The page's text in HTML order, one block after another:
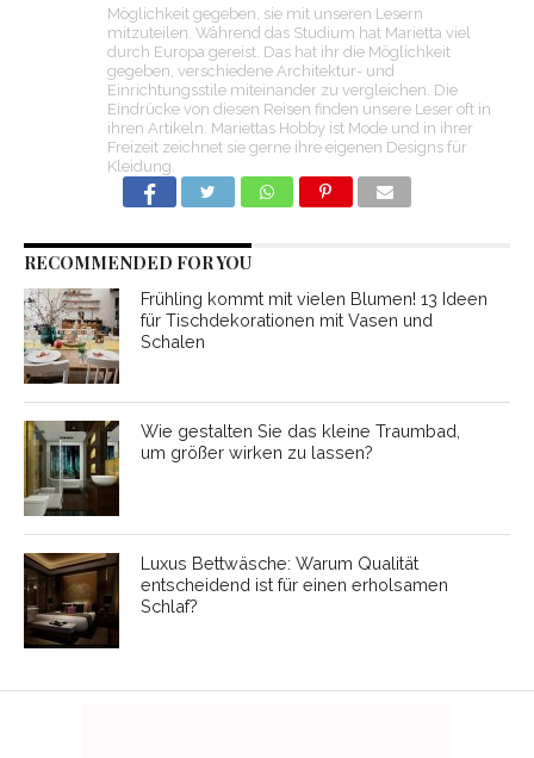
Möglichkeit gegeben, sie mit unseren Lesern
mitzuteilen. Während das Studium hat Marietta viel
durch Europa gereist. Das hat ihr die Möglichkeit
gegeben, verschiedene Architektur- und
Einrichtungsstile miteinander zu vergleichen. Die
Eindrücke von diesen Reisen finden unsere Leser oft in
ihren Artikeln. Mariettas Hobby ist Mode und in ihrer
Freizeit zeichnet sie gerne ihre eigenen Designs für
Kleidung.
RECOMMENDED FOR YOU
Frühling kommt mit vielen Blumen! 13 Ideen
für Tischdekorationen mit Vasen und
Schalen
Wie gestalten Sie das kleine Traumbad,
um größer wirken zu lassen?
Luxus Bettwäsche: Warum Qualität
entscheidend ist für einen erholsamen
Schlaf?